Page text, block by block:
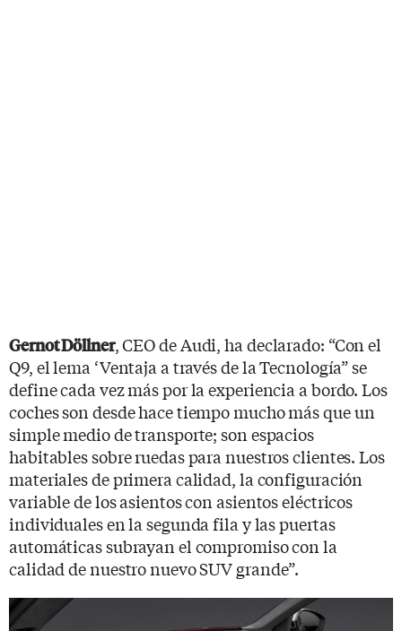
Gernot Döllner, CEO de Audi, ha declarado: “Con el
Q9, el lema ‘Ventaja a través de la Tecnología” se
define cada vez más por la experiencia a bordo. Los
coches son desde hace tiempo mucho más que un
simple medio de transporte; son espacios
habitables sobre ruedas para nuestros clientes. Los
materiales de primera calidad, la configuración
variable de los asientos con asientos eléctricos
individuales en la segunda fila y las puertas
automáticas subrayan el compromiso con la
calidad de nuestro nuevo SUV grande”.